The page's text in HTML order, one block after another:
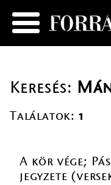
Keresés:
Találatok: 1
A kör vége;
jegyzete